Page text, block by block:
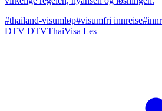
#thailand-visumløp#visumfri innreise
DTV DTVThaiVisa Les